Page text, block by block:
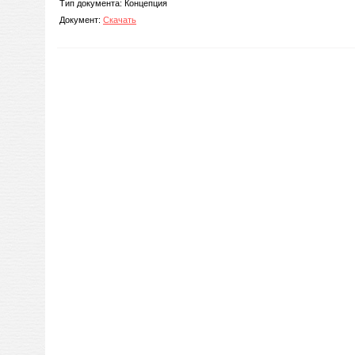
Тип документа: Концепция
Документ: Скачать